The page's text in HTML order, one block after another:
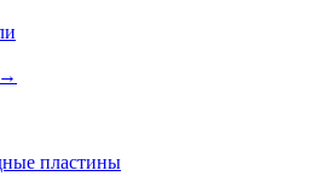
→
пластины